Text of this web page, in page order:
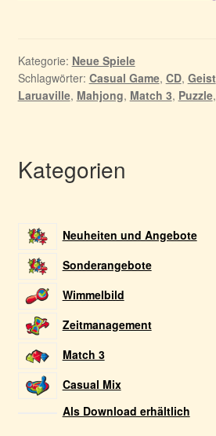
Kategorie: Neue Spiele
Schlagwörter: Casual Game, CD, Geist
Laruaville, Mahjong, Match 3, Puzzle,
Kategorien
Neuheiten und Angebote
Sonderangebote
Wimmelbild
Zeitmanagement
Match 3
Casual Mix
Als Download erhältlich